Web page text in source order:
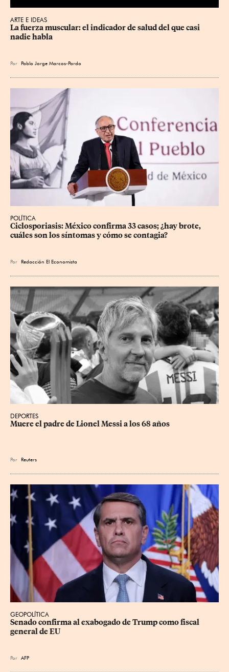
ARTE E IDEAS
La fuerza muscular: el indicador de salud del que casi
nadie habla
Por Pablo Jorge Marcos-Pardo
POLÍTICA
Ciclosporiasis: México confirma 33 casos; ¿hay brote,
cuáles son los síntomas y cómo se contagia?
Por Redacción El Economista
DEPORTES
Muere el padre de Lionel Messi a los 68 años
Por Reuters
GEOPOLÍTICA
Senado confirma al exabogado de Trump como fiscal
general de EU
Por AFP